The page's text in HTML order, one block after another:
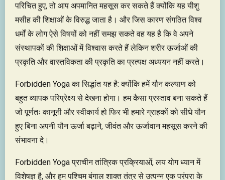
परिचित हुए, तो आप अपमानित महसूस कर सकते हैं क्योंकि यह यीशु
मसीह की शिक्षाओं के विरुद्ध जाता है। और जिस कारण संगठित विश्व
धर्मों के लोग ऐसे विषयों को नहीं समझ सकते वह यह है कि वे अपने
संस्थापकों की शिक्षाओं में विश्वास करते हैं लेकिन शरीर ऊर्जाओं की
प्रकृति और वास्तविकता की प्रकृति का प्रत्यक्ष अध्ययन नहीं करते।
Forbidden Yoga का सिद्धांत यह है: क्योंकि हमें यौन कल्याण को
बहुत व्यापक परिप्रेक्ष्य से देखना होगा। हम कैसा प्रस्ताव बना सकते हैं
जो पूर्णतः कानूनी और स्वीकार्य हो फिर भी हमारे ग्राहकों को सीधे यौन
हुए बिना अपनी यौन ऊर्जा बढ़ाने, जीवंत और ऊर्जावान महसूस करने की
संभावना दे।
Forbidden Yoga प्राचीन तांत्रिक प्रक्रियाओं, लय योग ध्यान में
विशेषज्ञ है, और हम पश्चिम बंगाल शाक्त तंत्र से उत्पन्न एक परंपरा के